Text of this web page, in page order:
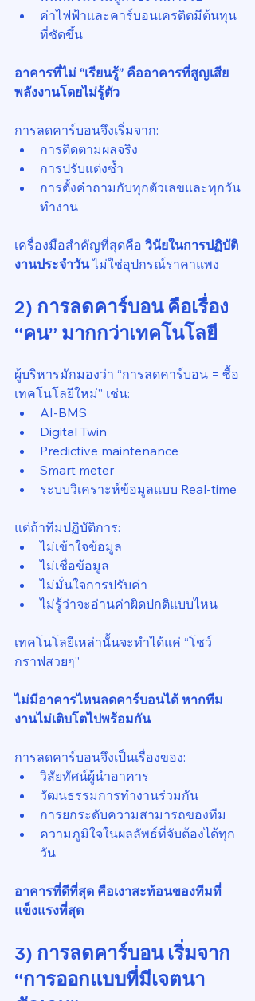
ค่าไฟฟ้าและคาร์บอนเครดิตมีต้นทุน
ที่ชัดขึ้น
อาคารที่ไม่ “เรียนรู้” คืออาคารที่สูญเสีย
พลังงานโดยไม่รู้ตัว
การลดคาร์บอนจึงเริ่มจาก:
การติดตามผลจริง
การปรับแต่งซ้ำ
การตั้งคำถามกับทุกตัวเลขและทุกวัน
ทำงาน
เครื่องมือสำคัญที่สุดคือ วินัยในการปฏิบัติ
งานประจำวัน ไม่ใช่อุปกรณ์ราคาแพง
2) การลดคาร์บอน คือเรื่อง
“คน” มากกว่าเทคโนโลยี
ผู้บริหารมักมองว่า “การลดคาร์บอน = ซื้อ
เทคโนโลยีใหม่” เช่น:
AI-BMS
Digital Twin
Predictive maintenance
Smart meter
ระบบวิเคราะห์ข้อมูลแบบ Real-time
แต่ถ้าทีมปฏิบัติการ:
ไม่เข้าใจข้อมูล
ไม่เชื่อข้อมูล
ไม่มั่นใจการปรับค่า
ไม่รู้ว่าจะอ่านค่าผิดปกติแบบไหน
เทคโนโลยีเหล่านั้นจะทำได้แค่ “โชว์
กราฟสวยๆ”
ไม่มีอาคารไหนลดคาร์บอนได้ หากทีม
งานไม่เติบโตไปพร้อมกัน
การลดคาร์บอนจึงเป็นเรื่องของ:
วิสัยทัศน์ผู้นำอาคาร
วัฒนธรรมการทำงานร่วมกัน
การยกระดับความสามารถของทีม
ความภูมิใจในผลลัพธ์ที่จับต้องได้ทุก
วัน
อาคารที่ดีที่สุด คือเงาสะท้อนของทีมที่
แข็งแรงที่สุด
3) การลดคาร์บอน เริ่มจาก
“การออกแบบที่มีเจตนา